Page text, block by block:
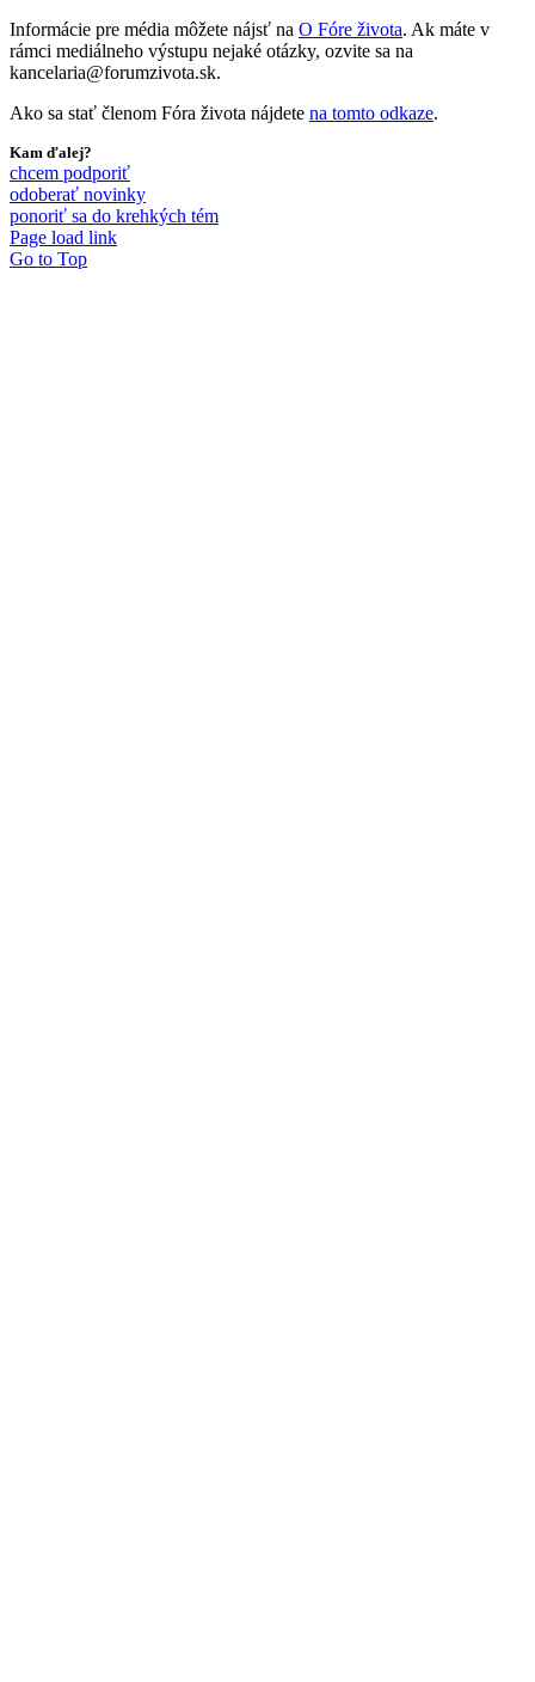
Informácie pre média môžete nájsť na O Fóre života. Ak máte v
rámci mediálneho výstupu nejaké otázky, ozvite sa na
kancelaria@forumzivota.sk.
Ako sa stať členom Fóra života nájdete na tomto odkaze.
Kam ďalej?
chcem podporiť
odoberať novinky
ponoriť sa do krehkých tém
Page load link
Go to Top